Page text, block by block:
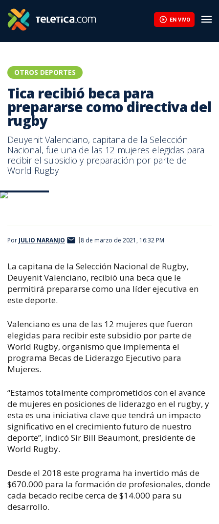
EN VIVO
OTROS DEPORTES
Tica recibió beca para
prepararse como directiva del
rugby
Deuyenit Valenciano, capitana de la Selección
Nacional, fue una de las 12 mujeres elegidas para
recibir el subsidio y preparación por parte de
World Rugby
Por JULIO NARANJO 8 de marzo de 2021, 16:32 PM
La capitana de la Selección Nacional de Rugby,
Deuyenit Valenciano, recibió una beca que le
permitirá prepararse como una líder ejecutiva en
este deporte.
Valenciano es una de las 12 mujeres que fueron
elegidas para recibir este subsidio por parte de
World Rugby, organismo que implementa el
programa Becas de Liderazgo Ejecutivo para
Mujeres.
“Estamos totalmente comprometidos con el avance
de mujeres en posiciones de liderazgo en el rugby, y
esta es una iniciativa clave que tendrá un impacto
significativo en el crecimiento futuro de nuestro
deporte”, indicó Sir Bill Beaumont, presidente de
World Rugby.
Desde el 2018 este programa ha invertido más de
$670.000 para la formación de profesionales, donde
cada becado recibe cerca de $14.000 para su
desarrollo.